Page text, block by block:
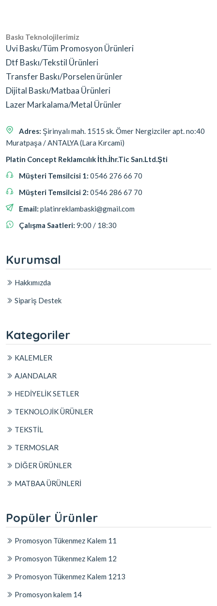
Baskı Teknolojilerimiz
Uvi Baskı/Tüm Promosyon Ürünleri
Dtf Baskı/Tekstil Ürünleri
Transfer Baskı/Porselen ürünler
Dijital Baskı/Matbaa Ürünleri
Lazer Markalama/Metal Ürünler
Adres: Şirinyalı mah. 1515 sk. Ömer Nergizciler apt. no:40
Muratpaşa / ANTALYA (Lara Kırcami)
Platin Concept Reklamcılık İth.İhr.Tic San.Ltd.Şti
Müşteri Temsilcisi 1: 0546 276 66 70
Müşteri Temsilcisi 2: 0546 286 67 70
Email: platinreklambaski@gmail.com
Çalışma Saatleri: 9:00 / 18:30
Kurumsal
Hakkımızda
Sipariş Destek
Kategoriler
KALEMLER
AJANDALAR
HEDİYELİK SETLER
TEKNOLOJİK ÜRÜNLER
TEKSTİL
TERMOSLAR
DİĞER ÜRÜNLER
MATBAA ÜRÜNLERİ
Popüler Ürünler
Promosyon Tükenmez Kalem 11
Promosyon Tükenmez Kalem 12
Promosyon Tükenmez Kalem 1213
Promosyon kalem 14